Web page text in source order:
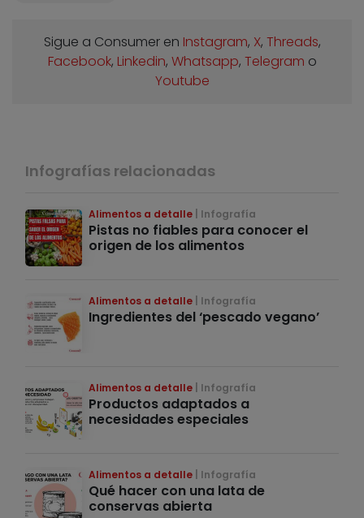
Sigue a Consumer en Instagram, X, Threads,
Facebook, Linkedin, Whatsapp, Telegram o
Youtube
Infografías relacionadas
Alimentos a detalle Infografía
Pistas no fiables para conocer el
origen de los alimentos
Alimentos a detalle Infografía
Ingredientes del ‘pescado vegano’
Alimentos a detalle Infografía
Productos adaptados a
necesidades especiales
Alimentos a detalle Infografía
Qué hacer con una lata de
conservas abierta